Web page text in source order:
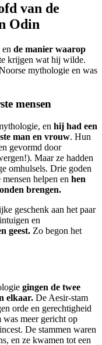
van de
Odin
de manier waarop
krijgen wat hij wilde.
mythologie en was
mensen
en hij had een
man en vrouw. Hun
gevormd door
Maar ze hadden
omhulsels. Drie goden
helpen en hen
brengen.
geschenk aan het paar
en
geest. Zo begon het
gingen de twee
elkaar. De Aesir-stam
orde en gerechtigheid
meer gericht op
De stammen waren
en ze kwamen tot een